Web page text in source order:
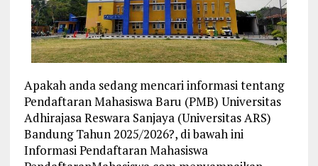
Apakah anda sedang mencari informasi tentang
Pendaftaran Mahasiswa Baru (PMB) Universitas
Adhirajasa Reswara Sanjaya (Universitas ARS)
Bandung Tahun 2025/2026?, di bawah ini
Informasi Pendaftaran Mahasiswa